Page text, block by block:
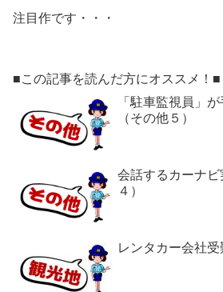
注目作です・・・
■この記事を読んだ方にオススメ！■
「駐車監視員」
（その他５）
会話するカーナ
４）
レンタカー会社